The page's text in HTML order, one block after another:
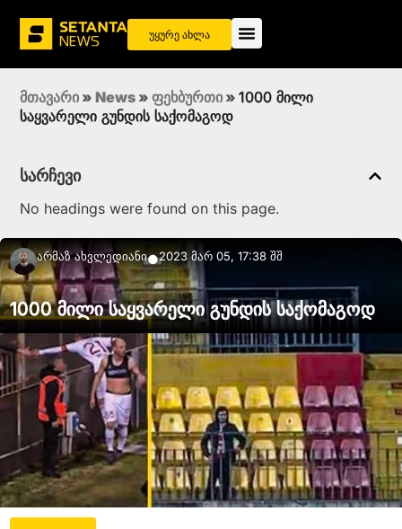
უყურე ახლა
მთავარი » News » ფეხბურთი » 1000 მილი
საყვარელი გუნდის საქომაგოდ
სარჩევი
No headings were found on this page.
Არმაზ Ახვლედიანი●2023 მარ 05, 17:38 შშ
1000 მილი საყვარელი გუნდის საქომაგოდ